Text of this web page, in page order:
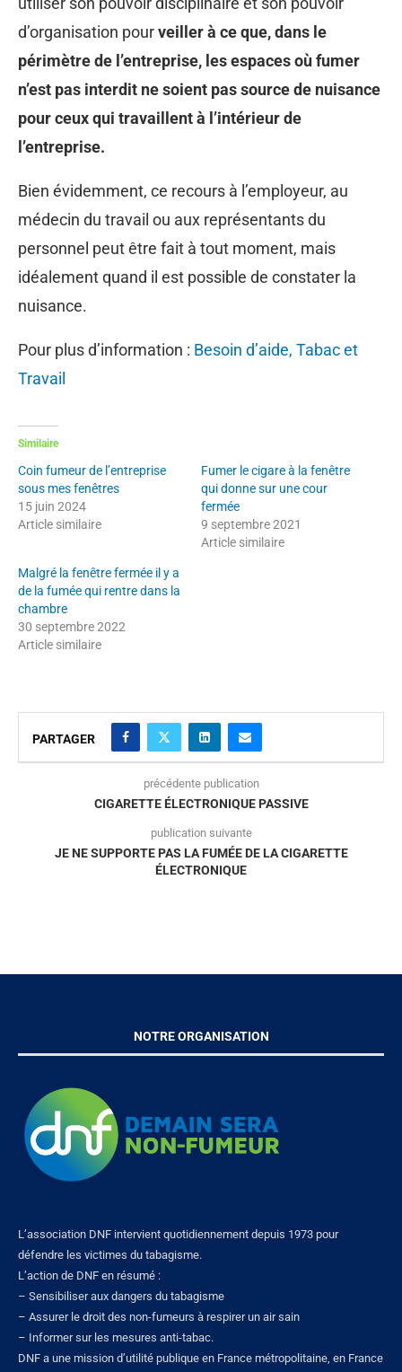
d’organisation pourveiller à ce que, dans le
périmètre de l’entreprise, les espaces où fumer
n’est pas interdit ne soient pas source de nuisance
pour ceux qui travaillent à l’intérieur de
l’entreprise.
Bien évidemment, ce recours à l’employeur, au
médecin du travail ou aux représentants du
personnel peut être fait à tout moment, mais
idéalement quand il est possible de constater la
nuisance.
Pour plus d’information : Besoin d’aide, Tabac et
Travail
Similaire
Coin fumeur de l’entreprise
sous mes fenêtres
15 juin 2024
Article similaire
Fumer le cigare à la fenêtre
qui donne sur une cour
fermée
9 septembre 2021
Article similaire
Malgré la fenêtre fermée il y a
de la fumée qui rentre dans la
chambre
30 septembre 2022
Article similaire
PARTAGER
précédente publication
CIGARETTE ÉLECTRONIQUE PASSIVE
publication suivante
JE NE SUPPORTE PAS LA FUMÉE DE LA CIGARETTE
ÉLECTRONIQUE
NOTRE ORGANISATION
L’association DNF intervient quotidiennement depuis 1973 pour
défendre les victimes du tabagisme.
L’action de DNF en résumé :
– Sensibiliser aux dangers du tabagisme
– Assurer le droit des non-fumeurs à respirer un air sain
– Informer sur les mesures anti-tabac.
DNF a une mission d’utilité publique en France métropolitaine, en France